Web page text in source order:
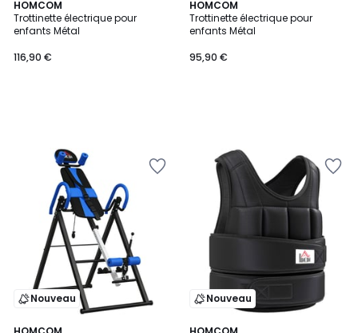
HOMCOM
Trottinette électrique pour
enfants Métal
116,90 €
HOMCOM
Trottinette électrique pour
enfants Métal
95,90 €
Nouveau Nouveau